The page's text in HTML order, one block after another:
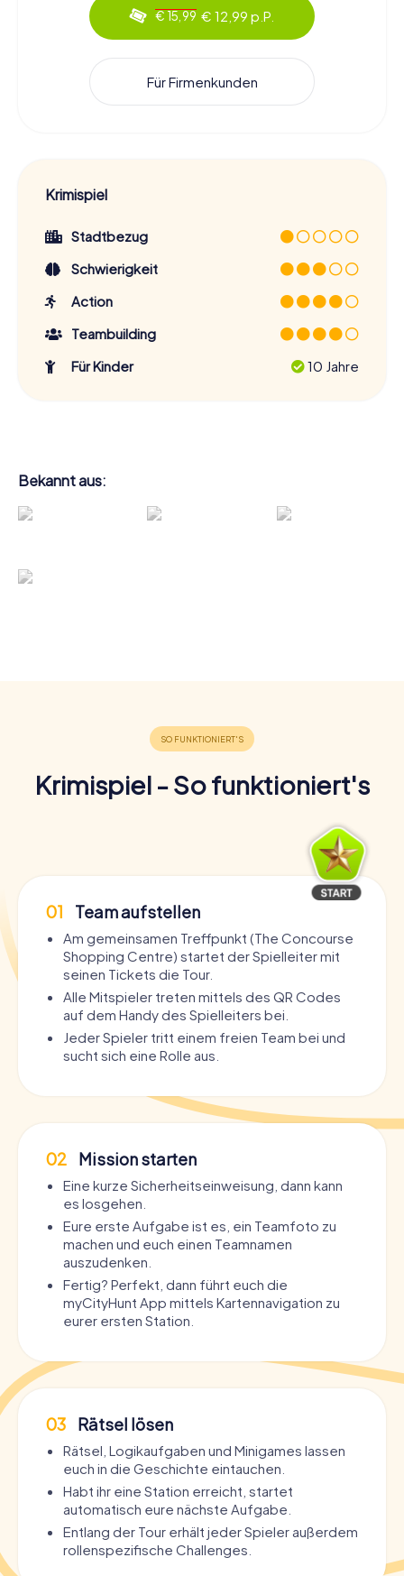
€ 15,99 € 12,99 p.P.
Für Firmenkunden
Krimispiel
Stadtbezug
Schwierigkeit
Action
Teambuilding
Für Kinder
10 Jahre
Bekannt aus:
Krimispiel - So funktioniert's
01 Team aufstellen
Am gemeinsamen Treffpunkt (The Concourse
Shopping Centre) startet der Spielleiter mit
seinen Tickets die Tour.
Alle Mitspieler treten mittels des QR Codes
auf dem Handy des Spielleiters bei.
Jeder Spieler tritt einem freien Team bei und
sucht sich eine Rolle aus.
02 Mission starten
Eine kurze Sicherheitseinweisung, dann kann
es losgehen.
Eure erste Aufgabe ist es, ein Teamfoto zu
machen und euch einen Teamnamen
auszudenken.
Fertig? Perfekt, dann führt euch die
myCityHunt App mittels Kartennavigation zu
eurer ersten Station.
03 Rätsel lösen
Rätsel, Logikaufgaben und Minigames lassen
euch in die Geschichte eintauchen.
Habt ihr eine Station erreicht, startet
automatisch eure nächste Aufgabe.
Entlang der Tour erhält jeder Spieler außerdem
rollenspezifische Challenges.